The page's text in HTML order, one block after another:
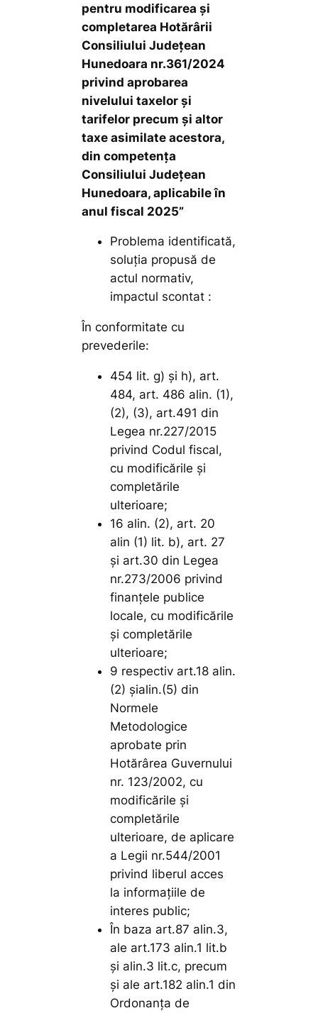
pentru modificarea și
completarea Hotărârii
Consiliului Județean
Hunedoara nr.361/2024
privind aprobarea
nivelului taxelor şi
tarifelor precum şi altor
taxe asimilate acestora,
din competenţa
Consiliului Judeţean
Hunedoara, aplicabile în
anul fiscal 2025”
Problema identificată,
soluţia propusă de
actul normativ,
impactul scontat :
În conformitate cu
prevederile:
454 lit. g) și h), art.
484, art. 486 alin. (1),
(2), (3), art.491 din
Legea nr.227/2015
privind Codul fiscal,
cu modificările şi
completările
ulterioare;
16 alin. (2), art. 20
alin (1) lit. b), art. 27
şi art.30 din Legea
nr.273/2006 privind
finanţele publice
locale, cu modificările
şi completările
ulterioare;
9 respectiv art.18 alin.
(2) șialin.(5) din
Normele
Metodologice
aprobate prin
Hotărârea Guvernului
nr. 123/2002, cu
modificările și
completările
ulterioare, de aplicare
a Legii nr.544/2001
privind liberul acces
la informațiile de
interes public;
În baza art.87 alin.3,
ale art.173 alin.1 lit.b
și alin.3 lit.c, precum
și ale art.182 alin.1 din
Ordonanța de